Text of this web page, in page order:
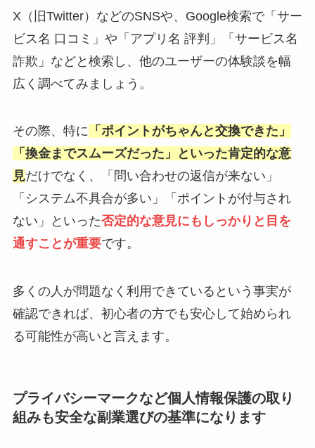
X（旧Twitter）などのSNSや、Google検索で「サー
ビス名 口コミ」や「アプリ名 評判」「サービス名
詐欺」などと検索し、他のユーザーの体験談を幅
広く調べてみましょう。
その際、特に 「ポイントがちゃんと交換できた」
「換金までスムーズだった」といった肯定的な意
見だけでなく、「問い合わせの返信が来ない」
「システム不具合が多い」「ポイントが付与され
ない」といった否定的な意見にもしっかりと目を
通すことが重要です。
多くの人が問題なく利用できているという事実が
確認できれば、初心者の方でも安心して始められ
る可能性が高いと言えます。
プライバシーマークなど個人情報保護の取り
組みも安全な副業選びの基準になります